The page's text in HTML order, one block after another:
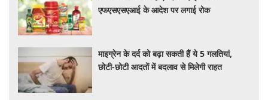
एफएसएसएआई के आदेश पर लगाई रोक
माइग्रेन के दर्द को बढ़ा सकती हैं ये 5 गलतियां,
छोटी-छोटी आदतों में बदलाव से मिलेगी राहत